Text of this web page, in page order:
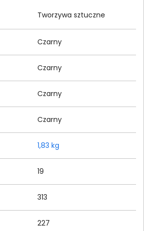
Tworzywa sztuczne
Czarny
Czarny
Czarny
Czarny
1,83 kg
19
313
227